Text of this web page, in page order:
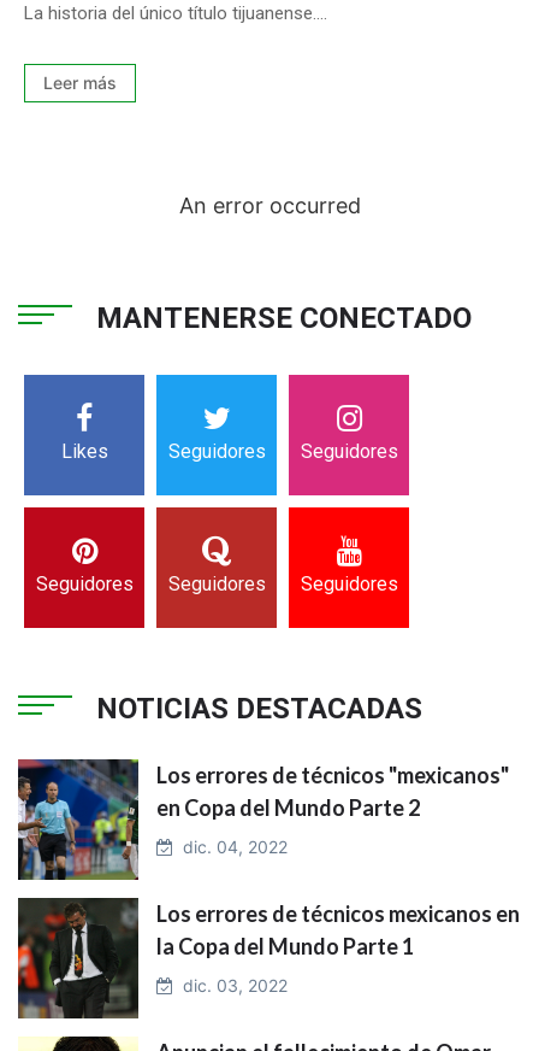
La historia del único título tijuanense....
Leer más
An error occurred
MANTENERSE CONECTADO
Likes Seguidores Seguidores
Seguidores Seguidores Seguidores
NOTICIAS DESTACADAS
Los errores de técnicos "mexicanos"
en Copa del Mundo Parte 2
dic. 04, 2022
Los errores de técnicos mexicanos en
la Copa del Mundo Parte 1
dic. 03, 2022